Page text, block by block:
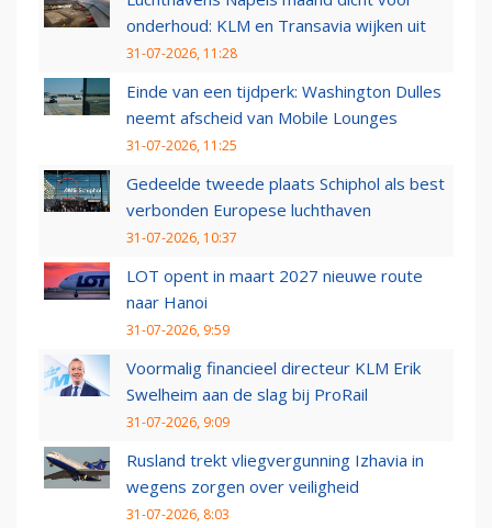
onderhoud: KLM en Transavia wijken uit
31-07-2026, 11:28
Einde van een tijdperk: Washington Dulles
neemt afscheid van Mobile Lounges
31-07-2026, 11:25
Gedeelde tweede plaats Schiphol als best
verbonden Europese luchthaven
31-07-2026, 10:37
LOT opent in maart 2027 nieuwe route
naar Hanoi
31-07-2026, 9:59
Voormalig financieel directeur KLM Erik
Swelheim aan de slag bij ProRail
31-07-2026, 9:09
Rusland trekt vliegvergunning Izhavia in
wegens zorgen over veiligheid
31-07-2026, 8:03